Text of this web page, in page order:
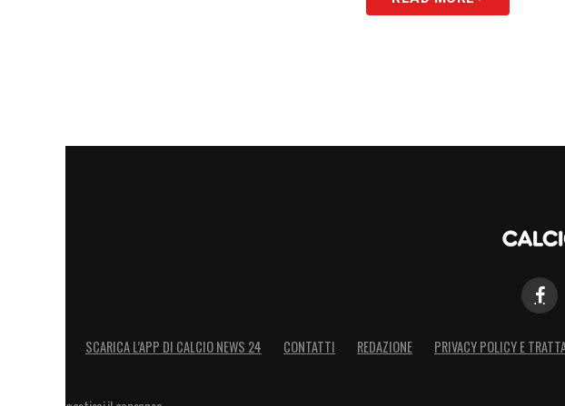
LA PLAYLIST DELLE NOSTRE TOP NEWS
SCARICA L’APP DI CALCIO NEWS 24 CONTATTI REDAZIONE PRIVACY POLICY E